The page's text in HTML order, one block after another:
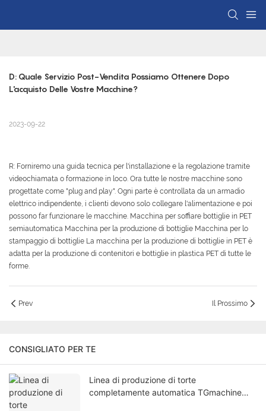
D: Quale Servizio Post-Vendita Possiamo Ottenere Dopo
L'acquisto Delle Vostre Macchine?
2023-09-22
R: Forniremo una guida tecnica per l'installazione e la regolazione tramite
videochiamata o formazione in loco. Ora tutte le nostre macchine sono
progettate come "plug and play". Ogni parte è controllata da un armadio
elettrico indipendente, i clienti devono solo collegare l'alimentazione e poi
possono far funzionare le macchine. Macchina per soffiare bottiglie in PET
semiautomatica Macchina per la produzione di bottiglie Macchina per lo
stampaggio di bottiglie La macchina per la produzione di bottiglie in PET è
adatta per la produzione di contenitori e bottiglie in plastica PET di tutte le
forme.
Prev Il Prossimo
CONSIGLIATO PER TE
Linea di produzione di torte
completamente automatica TGmachine